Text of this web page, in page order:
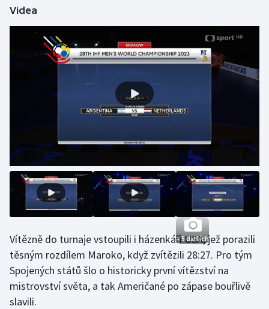
Florbal
Futsal
Golf
Gymnastika
Jezdectví
Judo
Krasobruslení
Lezení
Lyže a snowboard
Moderní pětiboj
Videa
+ 5 dalších
Vítězně do turnaje vstoupili i házenkáři USA, jež porazili
těsným rozdílem Maroko, když zvítězili 28:27. Pro tým
Spojených států šlo o historicky první vítězství na
mistrovství světa, a tak Američané po zápase bouřlivě
slavili.